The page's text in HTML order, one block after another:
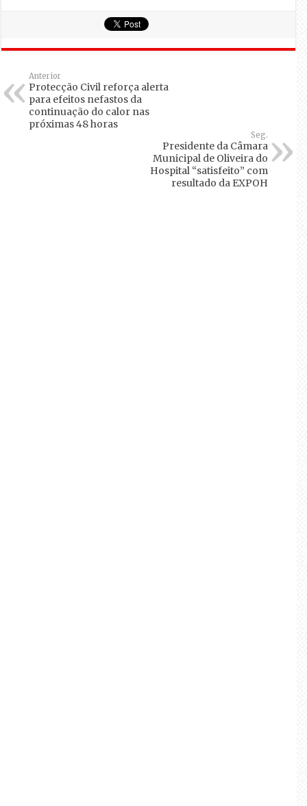
Anterior
Protecção Civil reforça alerta
para efeitos nefastos da
continuação do calor nas
próximas 48 horas
Seg.
Presidente da Câmara
Municipal de Oliveira do
Hospital “satisfeito” com
resultado da EXPOH